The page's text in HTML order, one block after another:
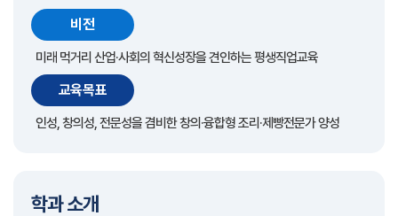
비전
미래 먹거리 산업·사회의 혁신성장을 견인하는 평생직업교육
교육목표
인성, 창의성, 전문성을 겸비한 창의·융합형 조리·제빵전문가 양성
학과 소개